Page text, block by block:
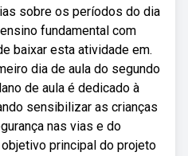
sobre os períodos do dia
fundamental com
baixar esta atividade em.
dia de aula do segundo
de aula é dedicado à
sensibilizar as crianças
nas vias e do
principal do projeto